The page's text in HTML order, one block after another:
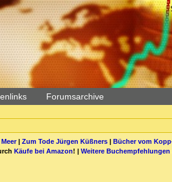
Forumsarchive
| Zum Tode Jürgen Küßners| Bücher vom
Käufe bei Amazon! | Weitere Buchempfehlungen